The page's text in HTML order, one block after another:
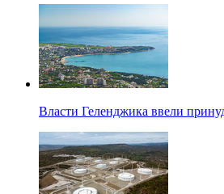
Власти Геленджика ввели